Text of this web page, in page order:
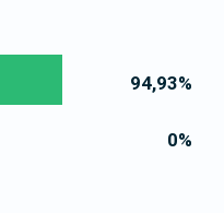
94,93%
0%